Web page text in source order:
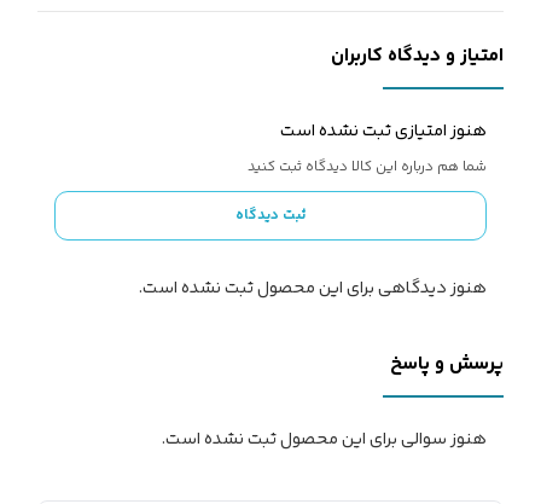
امتیاز و دیدگاه کاربران
هنوز امتیازی ثبت نشده است
شما هم درباره این کالا دیدگاه ثبت کنید
ثبت دیدگاه
هنوز دیدگاهی برای این محصول ثبت نشده است.
پرسش و پاسخ
هنوز سوالی برای این محصول ثبت نشده است.